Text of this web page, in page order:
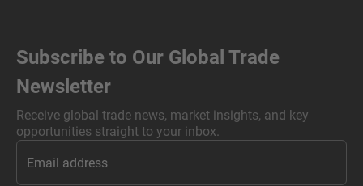
Subscribe to Our Global Trade
Newsletter
Receive global trade news, market insights, and key
opportunities straight to your inbox.